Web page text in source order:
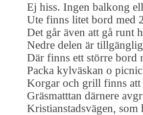
Ej hiss. Ingen balkong
Ute finns litet bord med
Det går även att gå runt
Nedre delen är
Där finns ett större bord
Packa kylväskan o
Korgar och grill finns att
Gräsmatttan därnere
Kristianstadsvägen, som